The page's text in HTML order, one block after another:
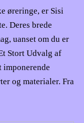
øreringe, er Sisi
Deres brede
uanset om du er
Stort Udvalg af
og materialer. Fra